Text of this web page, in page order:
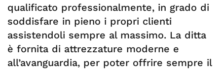
qualificato professionalmente, in grado di
soddisfare in pieno i propri clienti
assistendoli sempre al massimo. La ditta
è fornita di attrezzature moderne e
all’avanguardia, per poter offrire sempre il